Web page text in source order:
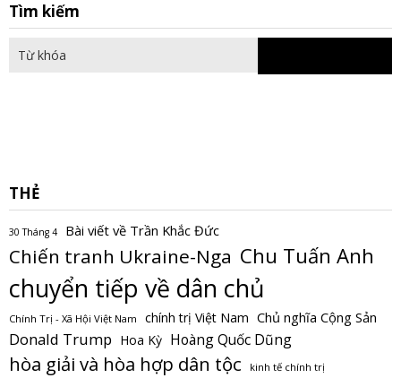
Tìm kiếm
THẺ
30 Tháng 4 Bài viết về Trần Khắc Đức
Chiến tranh Ukraine-Nga Chu Tuấn Anh
chuyển tiếp về dân chủ
Chính Trị - Xã Hội Việt Nam chính trị Việt Nam Chủ nghĩa Cộng Sản
Donald Trump Hoa Kỳ Hoàng Quốc Dũng
hòa giải và hòa hợp dân tộc kinh tế chính trị